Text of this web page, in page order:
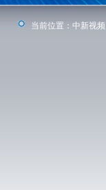
当前位置： 中新视频